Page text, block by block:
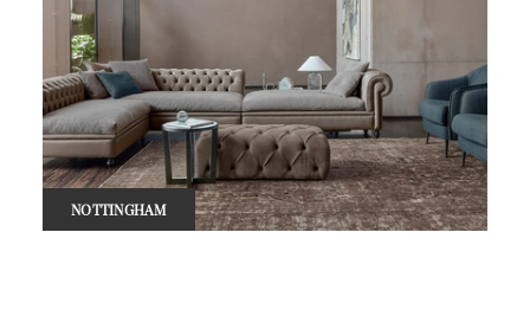
NOTTINGHAM